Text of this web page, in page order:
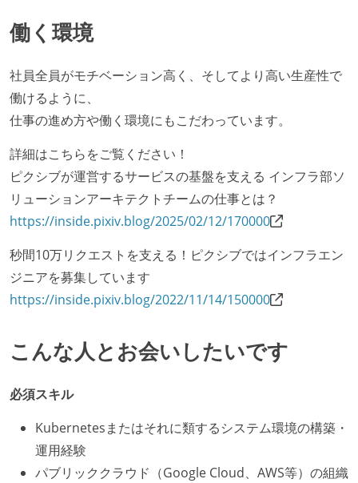
働く環境
社員全員がモチベーション高く、そしてより高い生産性で
働けるように、
仕事の進め方や働く環境にもこだわっています。
詳細はこちらをご覧ください！
ピクシブが運営するサービスの基盤を支える インフラ部ソ
リューションアーキテクトチームの仕事とは？
https://inside.pixiv.blog/2025/02/12/170000
秒間10万リクエストを支える！ピクシブではインフラエン
ジニアを募集しています
https://inside.pixiv.blog/2022/11/14/150000
こんな人とお会いしたいです
必須スキル
Kubernetesまたはそれに類するシステム環境の構築・
運用経験
パブリッククラウド（Google Cloud、AWS等）の組織